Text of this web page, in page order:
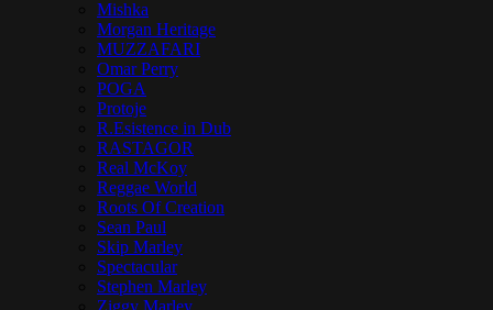
Mishka
Morgan Heritage
MUZZAFARI
Omar Perry
POGA
Protoje
R.Esistence in Dub
RASTAGOR
Real McKoy
Reggae World
Roots Of Creation
Sean Paul
Skip Marley
Spectacular
Stephen Marley